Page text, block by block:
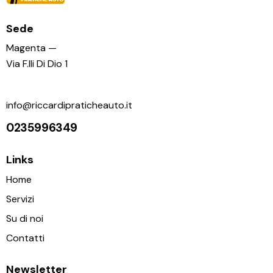
Sede
Magenta —
Via F.lli Di Dio 1
info@riccardipraticheauto.it
0235996349
Links
Home
Servizi
Su di noi
Contatti
Newsletter